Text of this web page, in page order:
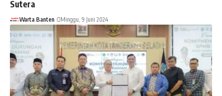
Sutera
Warta Banten Minggu, 9 Juni 2024